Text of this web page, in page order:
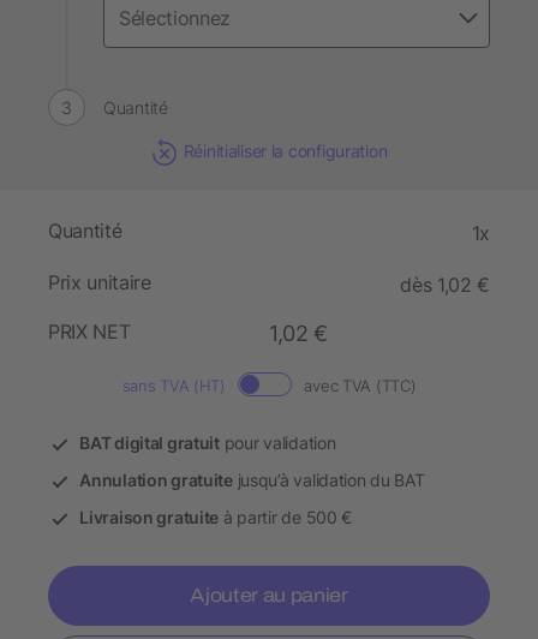
Quantité
Réinitialiser la configuration
Quantité 1x
Prix unitaire
dès 1,02 €
PRIX NET
1,02 €
sans TVA (HT) avec TVA (TTC)
BAT digital gratuitpour validation
Annulation gratuitejusqu’à validation du BAT
Livraison gratuite à partir de 500 €
Ajouter au panier